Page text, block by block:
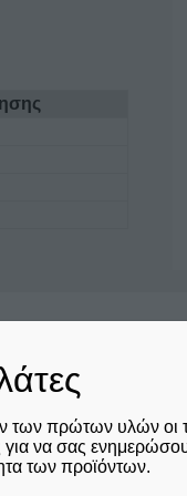
των πρώτων υλών οι
να σας
των προϊόντων.